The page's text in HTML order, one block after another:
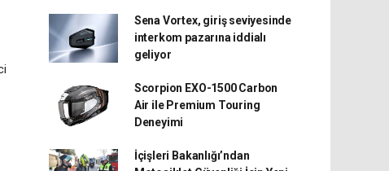
Sena Vortex, giriş seviyesinde
interkom pazarına iddialı
geliyor
Scorpion EXO-1500 Carbon
Air ile Premium Touring
Deneyimi
İçişleri Bakanlığı’ndan